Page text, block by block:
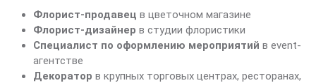
Флорист-продавец в цветочном магазине
Флорист-дизайнер в студии флористики
Специалист по оформлению мероприятий в event-
агентстве
Декоратор в крупных торговых центрах, ресторанах,